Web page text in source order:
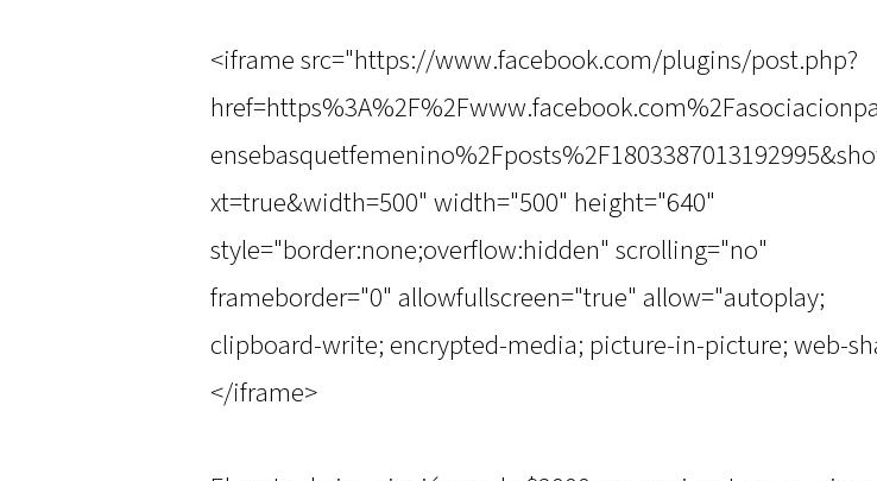
<iframe src="https://www.facebook.com/plugins/post.php?
xt=true&width=500" width="500" height="640"
style="border:none;overflow:hidden" scrolling="no"
frameborder="0" allowfullscreen="true" allow="autoplay;
clipboard-write; encrypted-media; picture-in-picture; web-
</iframe>